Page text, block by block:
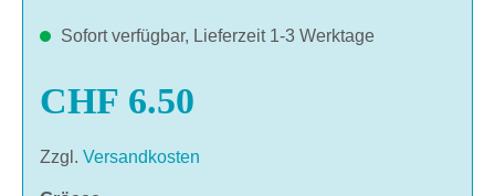
Sofort verfügbar, Lieferzeit 1-3 Werktage
CHF 6.50
Zzgl. Versandkosten